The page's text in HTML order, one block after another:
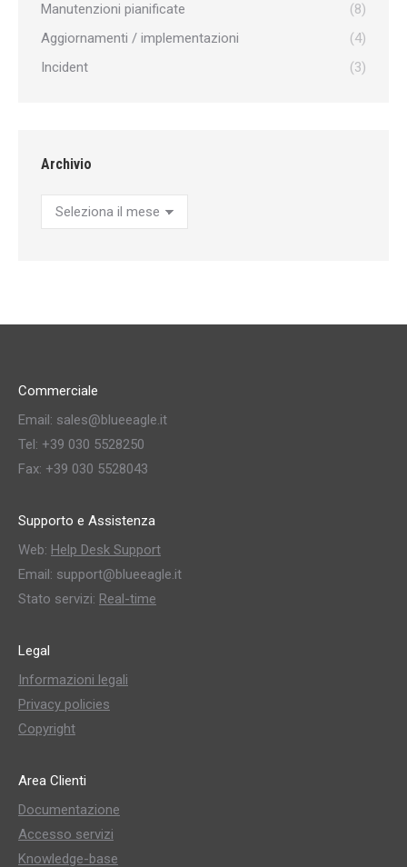
Manutenzioni pianificate
(8)
Aggiornamenti / implementazioni
(4)
Incident
(3)
Archivio
Archivio
Commerciale
Email: sales@blueeagle.it
Tel: +39 030 5528250
Fax: +39 030 5528043
Supporto e Assistenza
Web: Help Desk Support
Email: support@blueeagle.it
Stato servizi: Real-time
Legal
Informazioni legali
Privacy policies
Copyright
Area Clienti
Documentazione
Accesso servizi
Knowledge-base